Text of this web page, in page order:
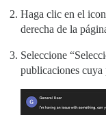
Haga clic en el
derecha de la
Seleccione
publicaciones cuya